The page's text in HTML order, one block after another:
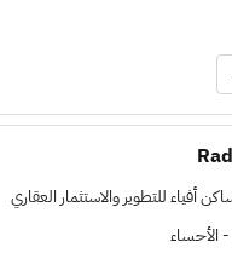
أفياء للتطوير والاستثمار العقاري
- الأحساء